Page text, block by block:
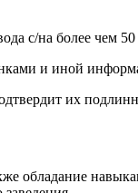
с/на более чем
и иной
их
обладание